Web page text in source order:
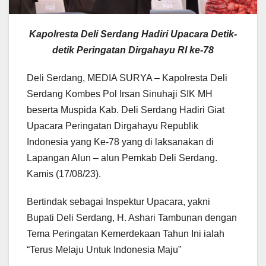
Kapolresta Deli Serdang Hadiri Upacara Detik-
detik Peringatan Dirgahayu RI ke-78
Deli Serdang, MEDIA SURYA – Kapolresta Deli
Serdang Kombes Pol Irsan Sinuhaji SIK MH
beserta Muspida Kab. Deli Serdang Hadiri Giat
Upacara Peringatan Dirgahayu Republik
Indonesia yang Ke-78 yang di laksanakan di
Lapangan Alun – alun Pemkab Deli Serdang.
Kamis (17/08/23).
Bertindak sebagai Inspektur Upacara, yakni
Bupati Deli Serdang, H. Ashari Tambunan dengan
Tema Peringatan Kemerdekaan Tahun Ini ialah
“Terus Melaju Untuk Indonesia Maju”